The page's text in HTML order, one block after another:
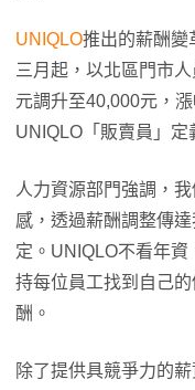
UNIQLO推出的薪酬變
三月起，以北區門市
元調升至40,000元，
UNIQLO「販賣員」定
人力資源部門強調，
感，透過薪酬調整傳
定。UNIQLO不看年
持每位員工找到自己
酬。
除了提供具競爭力的